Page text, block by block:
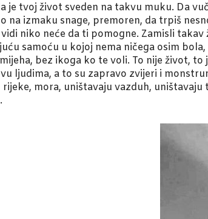
je tvoj život sveden na takvu muku. Da
na izmaku snage, premoren, da trpiš
niko neće da ti pomogne. Zamisli
samoću u kojoj nema ničega osim
bez ikoga ko te voli. To nije život,
ljudima, a to su zapravo zvijeri i
mora, uništavaju vazduh,